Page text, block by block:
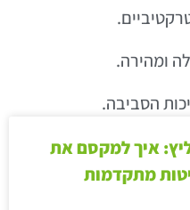
ומהירה.
הסביבה.
איך למקסם את
מתקדמות